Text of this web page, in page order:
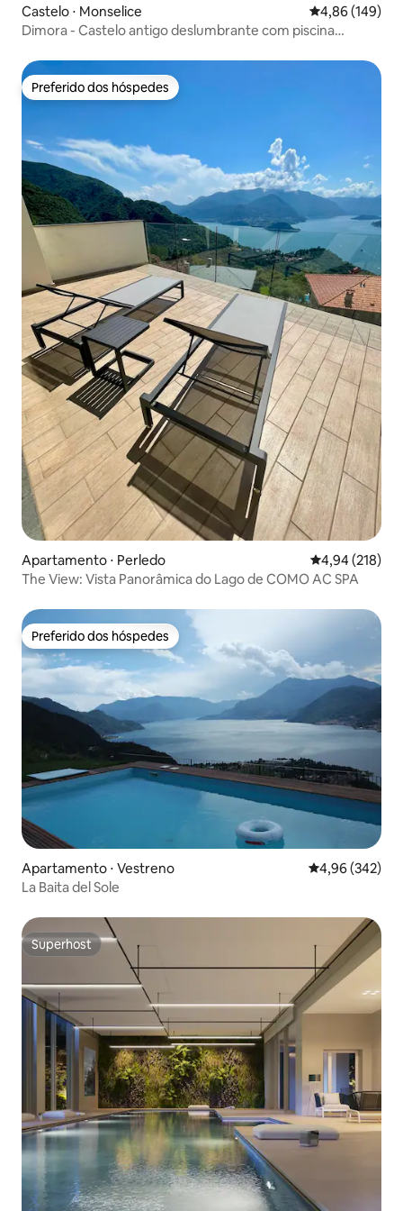
Castelo ⋅ Monselice 4,86 de uma
4,86 (149)
Dimora - Castelo antigo deslumbrante com piscina
Preferido dos hóspedes
Preferido dos hóspedes
Apartamento ⋅ Perledo 4,94 de uma
4,94 (218)
The View: Vista Panorâmica do Lago de COMO AC SPA
Preferido dos hóspedes
Preferido dos hóspedes
Apartamento ⋅ Vestreno 4,96 de uma
4,96 (342)
La Baita del Sole
Superhost
Superhost